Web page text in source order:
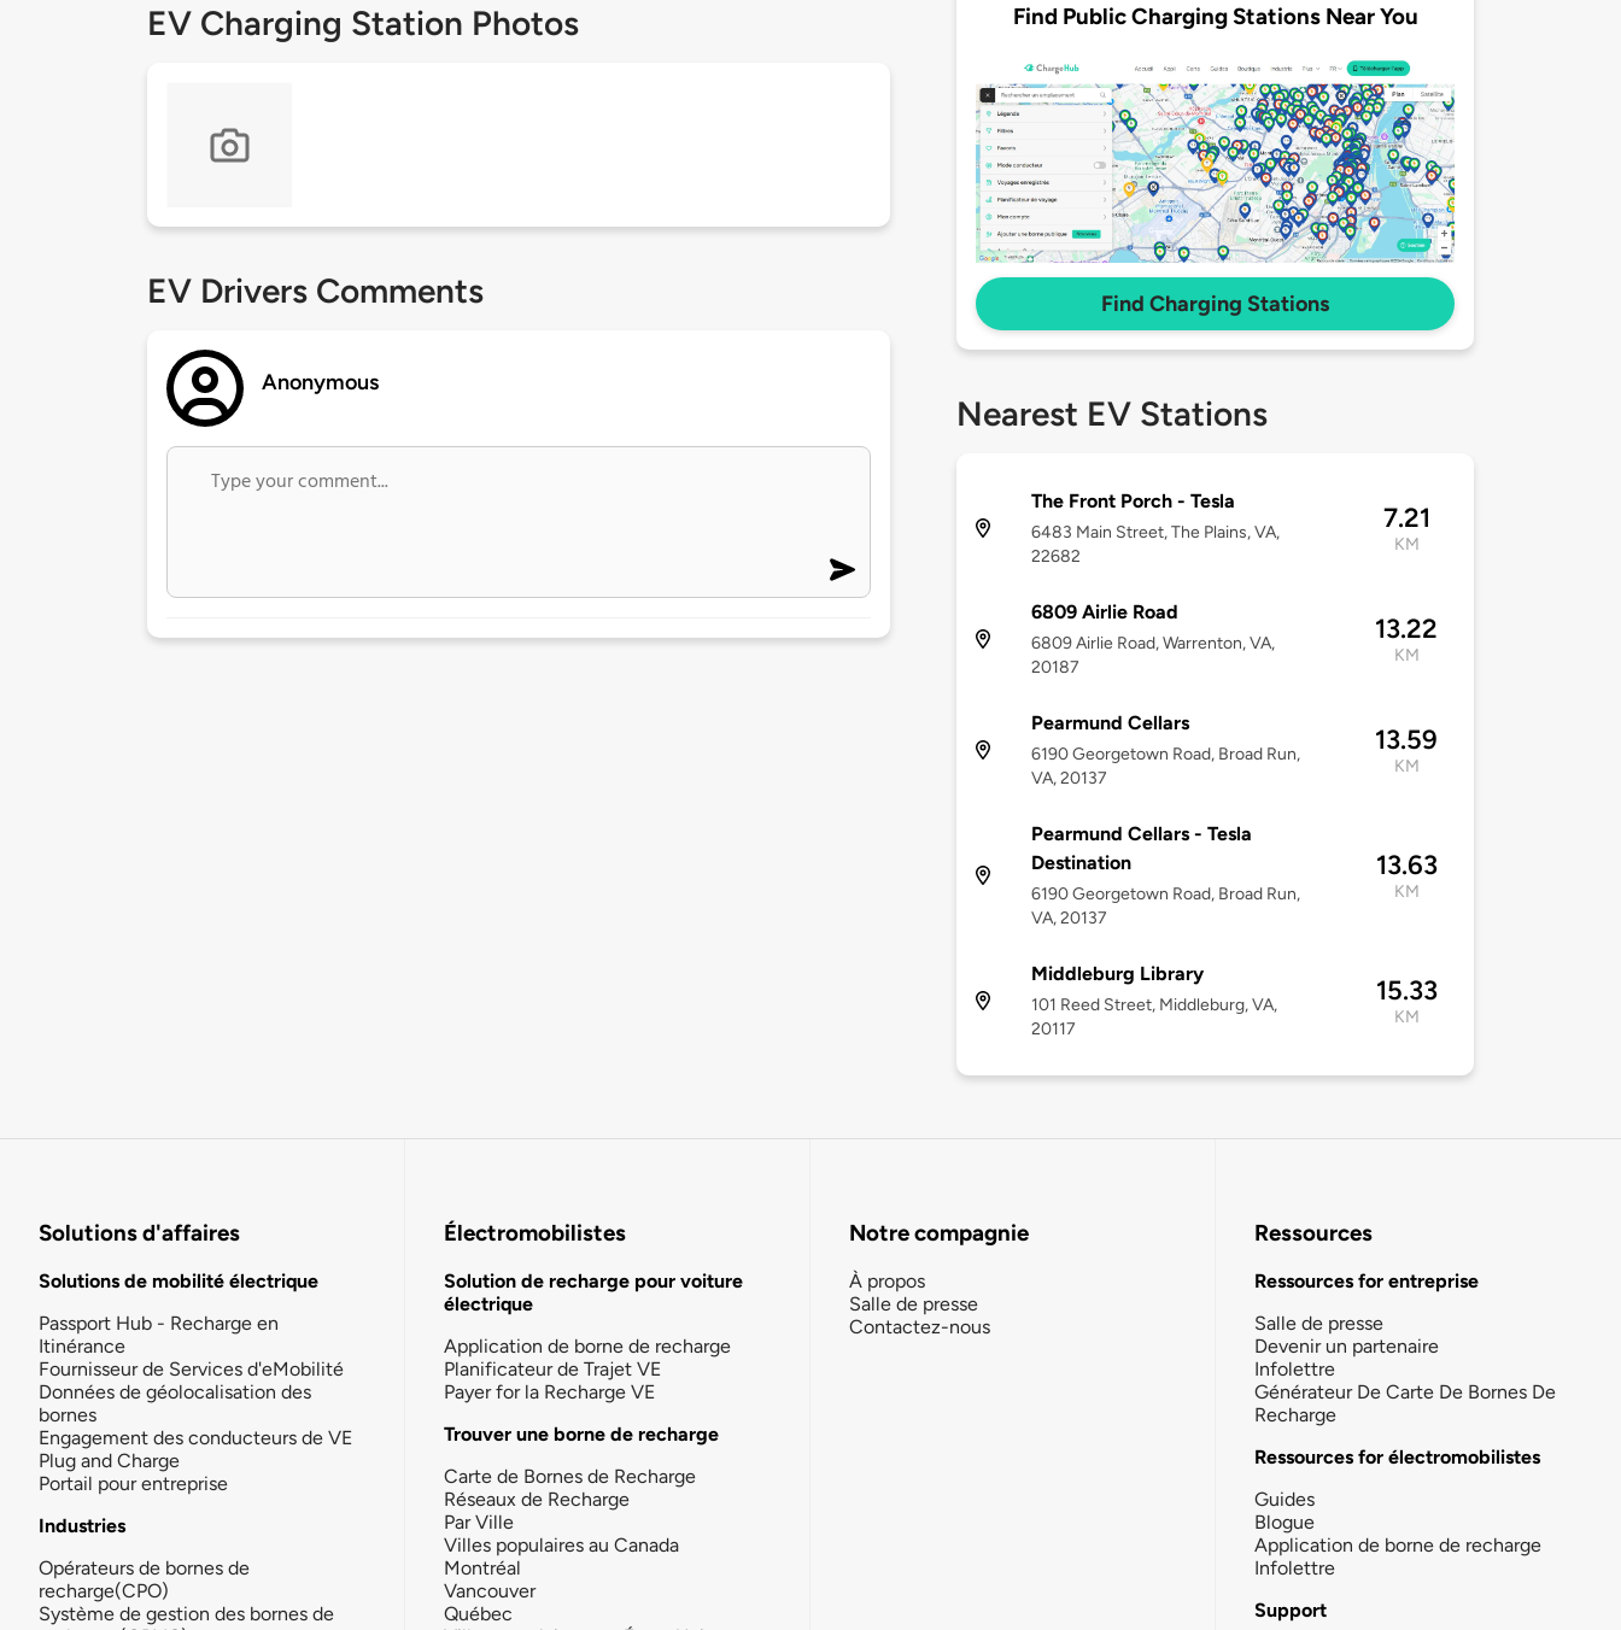
EV Charging Station Photos
EV Drivers Comments
Anonymous
Find Public Charging Stations Near You
Find Charging Stations
Nearest EV Stations
The Front Porch - Tesla
6483 Main Street, The Plains, VA,
22682
7.21
KM
6809 Airlie Road
6809 Airlie Road, Warrenton, VA,
20187
13.22
KM
Pearmund Cellars
6190 Georgetown Road, Broad Run,
VA, 20137
13.59
KM
Pearmund Cellars - Tesla
Destination
6190 Georgetown Road, Broad Run,
VA, 20137
13.63
KM
Middleburg Library
101 Reed Street, Middleburg, VA,
20117
15.33
KM
Solutions d'affaires
Solutions de mobilité électrique
Passport Hub - Recharge en
Itinérance
Fournisseur de Services d'eMobilité
Données de géolocalisation des
bornes
Engagement des conducteurs de VE
Plug and Charge
Portail pour entreprise
Industries
Opérateurs de bornes de
recharge(CPO)
Système de gestion des bornes de
Électromobilistes
Solution de recharge pour voiture
électrique
Application de borne de recharge
Planificateur de Trajet VE
Payer for la Recharge VE
Trouver une borne de recharge
Carte de Bornes de Recharge
Réseaux de Recharge
Par Ville
Villes populaires au Canada
Montréal
Vancouver
Québec
Notre compagnie
À propos
Salle de presse
Contactez-nous
Ressources
Ressources for entreprise
Salle de presse
Devenir un partenaire
Infolettre
Générateur De Carte De Bornes De
Recharge
Ressources for électromobilistes
Guides
Blogue
Application de borne de recharge
Infolettre
Support